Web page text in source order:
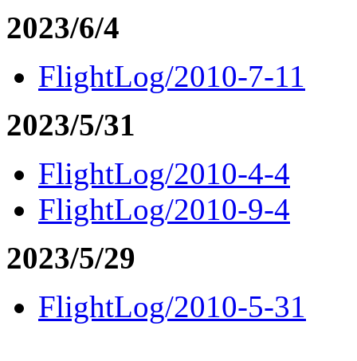
2023/6/4
FlightLog/2010-7-11
2023/5/31
FlightLog/2010-4-4
FlightLog/2010-9-4
2023/5/29
FlightLog/2010-5-31